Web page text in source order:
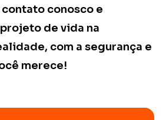
contato conosco e
de vida na
com a segurança e
merece!